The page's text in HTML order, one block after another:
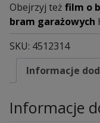
Obejrzyj też film o
bram garażowych
SKU: 4512314
Informacje
Informacje